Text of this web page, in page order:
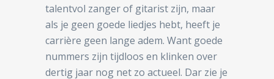
talentvol zanger of gitarist zijn, maar
als je geen goede liedjes hebt, heeft je
carrière geen lange adem. Want goede
nummers zijn tijdloos en klinken over
dertig jaar nog net zo actueel. Dar zie je